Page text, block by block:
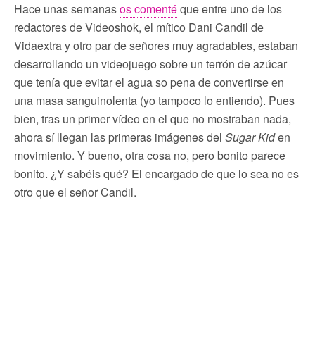
Hace unas semanasos comentéque entre uno de los
redactores de Videoshok, el mítico Dani Candil de
Vidaextra y otro par de señores muy agradables, estaban
desarrollando un videojuego sobre un terrón de azúcar
que tenía que evitar el agua so pena de convertirse en
una masa sanguinolenta (yo tampoco lo entiendo). Pues
bien, tras un primer vídeo en el que no mostraban nada,
ahora sí llegan las primeras imágenes del Sugar Kiden
movimiento. Y bueno, otra cosa no, pero bonito parece
bonito. ¿Y sabéis qué? El encargado de que lo sea no es
otro que el señor Candil.